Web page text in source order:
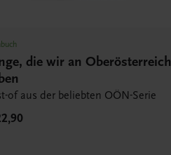
die wir an Oberösterreich
of aus der beliebten OÖN-Serie